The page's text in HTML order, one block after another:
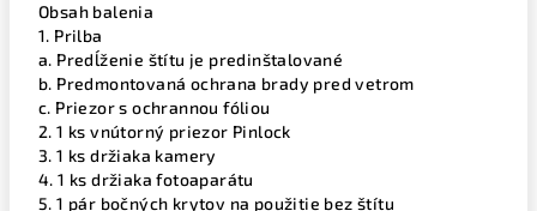
Obsah balenia
1. Prilba
a. Predĺženie štítu je predinštalované
b. Predmontovaná ochrana brady pred vetrom
c. Priezor s ochrannou fóliou
2. 1 ks vnútorný priezor Pinlock
3. 1 ks držiaka kamery
4. 1 ks držiaka fotoaparátu
5. 1 pár bočných krytov na použitie bez štítu